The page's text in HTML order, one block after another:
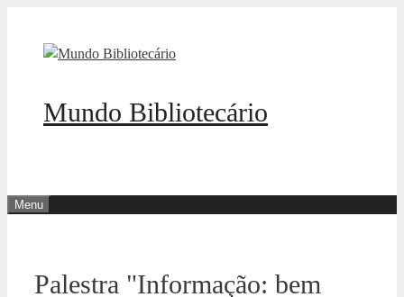
Mundo Bibliotecário
Menu
Palestra "Informação: bem